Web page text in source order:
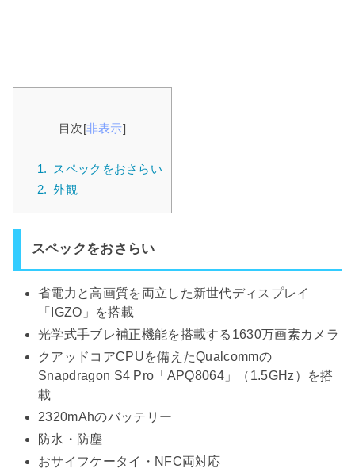
目次[非表示]
1. スペックをおさらい
2. 外観
スペックをおさらい
省電力と高画質を両立した新世代ディスプレイ
「IGZO」を搭載
光学式手ブレ補正機能を搭載する1630万画素カメラ
クアッドコアCPUを備えたQualcommの
Snapdragon S4 Pro「APQ8064」（1.5GHz）を搭
載
2320mAhのバッテリー
防水・防塵
おサイフケータイ・NFC両対応